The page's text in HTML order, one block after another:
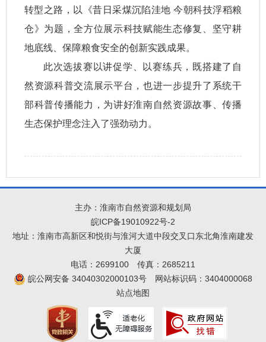
转型之路，以《昔日采煤沉陷洼地 今朝科技浮稻粮
仓》为题，全方位展示科技赋能生态修复、坚守耕
地底线、保障粮食安全的创新实践成果。
此次选拔赛以讲促学、以赛练兵，既搭建了自
然资源科普交流展示平台，也进一步提升了系统干
部科普传播能力，为讲好淮南自然资源故事、传播
生态保护理念注入了强劲动力。
主办：淮南市自然资源和规划局
皖ICP备19010922号-2
地址：淮南市高新区和悦街与淮河大道中段交叉口东北角淮南建发
大厦
电话：2699100
传真：2685211
皖公网安备 34040302000103号
网站标识码：3404000068
站点地图